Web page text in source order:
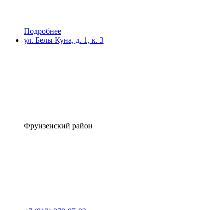
Подробнее
ул. Белы Куна, д. 1, к. 3
Фрунзенский район